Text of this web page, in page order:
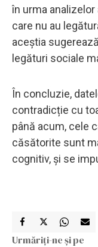
în urma
care nu au
aceștia
legături sociale
În concluzie,
contradicție cu
până acum, cele
căsătorite sunt
cognitiv, și se
Urmăriți-ne și pe